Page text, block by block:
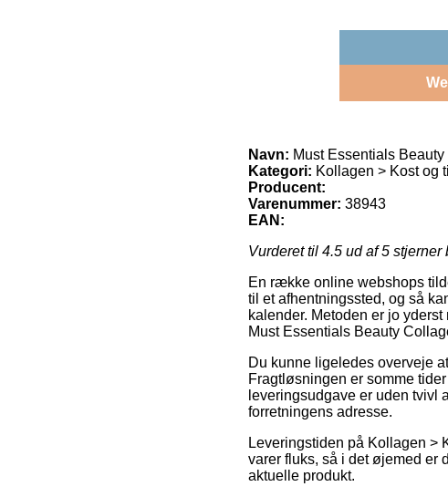
Navn: Must Essentials
Kategori: Kollagen > Kost og
Producent:
Varenummer: 38943
EAN:
Vurderet til 4.5 ud af 5 stjerner
En række online webshops
til et afhentningssted, og så
kalender. Metoden er jo
Must Essentials Beauty
Du kunne ligeledes overveje
Fragtløsningen er somme
leveringsudgave er uden tvivl
forretningens adresse.
Leveringstiden på Kollagen >
varer fluks, så i det øjemed er
aktuelle produkt.